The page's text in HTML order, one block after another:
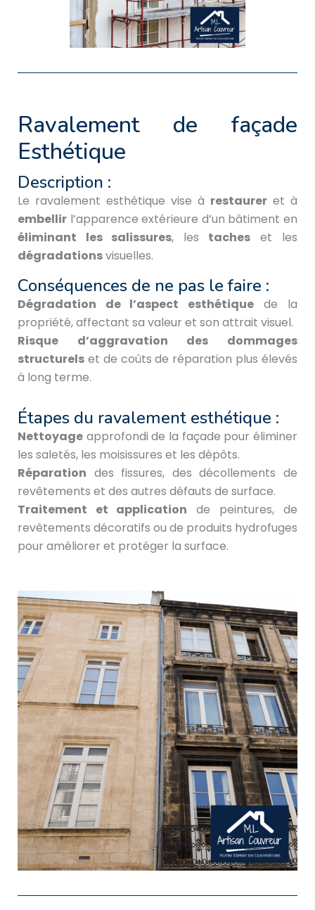
Ravalement de façade
Esthétique
Description :
Le ravalement esthétique vise à restaurer et à
embellir l’apparence extérieure d’un bâtiment en
éliminant les salissures, les taches et les
dégradationsvisuelles.
Conséquences de ne pas le faire :
Dégradation de l’aspect esthétique de la
propriété, affectant sa valeur et son attrait visuel.
Risque d’aggravation des dommages
structurels et de coûts de réparation plus élevés
à long terme.
Étapes du ravalement esthétique :
Nettoyage approfondi de la façade pour éliminer
les saletés, les moisissures et les dépôts.
Réparation des fissures, des décollements de
revêtements et des autres défauts de surface.
Traitement et application de peintures, de
revêtements décoratifs ou de produits hydrofuges
pour améliorer et protéger la surface.